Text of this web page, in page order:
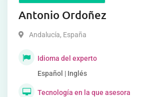
Antonio Ordoñez
Andalucía, España
Idioma del experto
Español | Inglés
Tecnología en la que asesora